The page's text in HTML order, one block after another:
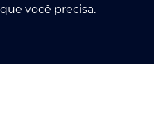
que você precisa.